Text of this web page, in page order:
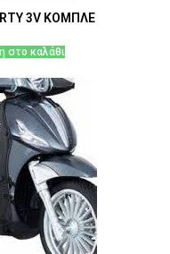
3V ΚΟΜΠΛΕ
στο καλάθι